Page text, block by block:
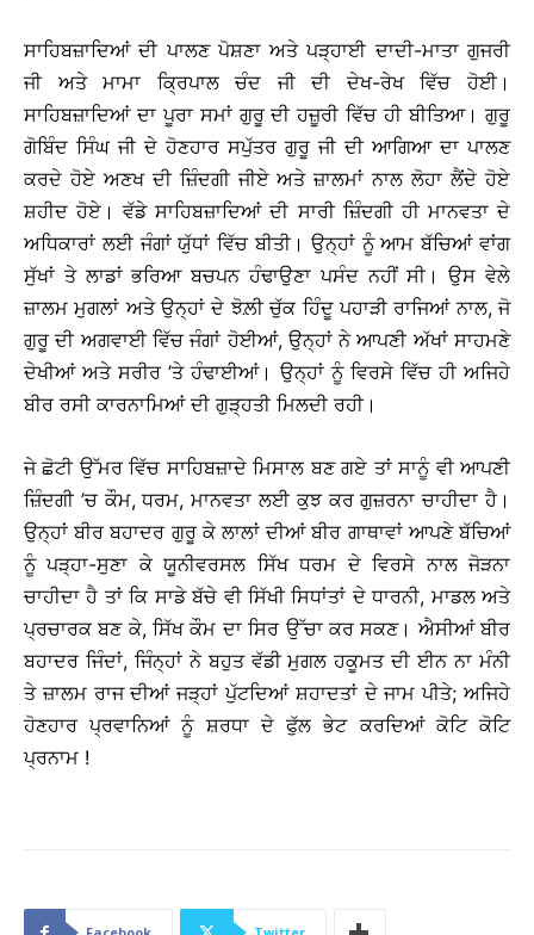
ਸਾਹਿਬਜ਼ਾਦਿਆਂ ਦੀ ਪਾਲਣ ਪੋਸ਼ਣਾ ਅਤੇ ਪੜ੍ਹਾਈ ਦਾਦੀ-ਮਾਤਾ ਗੁਜਰੀ
ਜੀ ਅਤੇ ਮਾਮਾ ਕ੍ਰਿਪਾਲ ਚੰਦ ਜੀ ਦੀ ਦੇਖ-ਰੇਖ ਵਿੱਚ ਹੋਈ।
ਸਾਹਿਬਜ਼ਾਦਿਆਂ ਦਾ ਪੂਰਾ ਸਮਾਂ ਗੁਰੂ ਦੀ ਹਜ਼ੂਰੀ ਵਿੱਚ ਹੀ ਬੀਤਿਆ। ਗੁਰੂ
ਗੋਬਿੰਦ ਸਿੰਘ ਜੀ ਦੇ ਹੋਣਹਾਰ ਸਪੁੱਤਰ ਗੁਰੂ ਜੀ ਦੀ ਆਗਿਆ ਦਾ ਪਾਲਣ
ਕਰਦੇ ਹੋਏ ਅਣਖ ਦੀ ਜ਼ਿੰਦਗੀ ਜੀਏ ਅਤੇ ਜ਼ਾਲਮਾਂ ਨਾਲ ਲੋਹਾ ਲੈਂਦੇ ਹੋਏ
ਸ਼ਹੀਦ ਹੋਏ। ਵੱਡੇ ਸਾਹਿਬਜ਼ਾਦਿਆਂ ਦੀ ਸਾਰੀ ਜ਼ਿੰਦਗੀ ਹੀ ਮਾਨਵਤਾ ਦੇ
ਅਧਿਕਾਰਾਂ ਲਈ ਜੰਗਾਂ ਯੁੱਧਾਂ ਵਿੱਚ ਬੀਤੀ। ਉਨ੍ਹਾਂ ਨੂੰ ਆਮ ਬੱਚਿਆਂ ਵਾਂਗ
ਸੁੱਖਾਂ ਤੇ ਲਾਡਾਂ ਭਰਿਆ ਬਚਪਨ ਹੰਢਾਉਣਾ ਪਸੰਦ ਨਹੀਂ ਸੀ। ਉਸ ਵੇਲੇ
ਜ਼ਾਲਮ ਮੁਗਲਾਂ ਅਤੇ ਉਨ੍ਹਾਂ ਦੇ ਝੋਲ਼ੀ ਚੁੱਕ ਹਿੰਦੂ ਪਹਾੜੀ ਰਾਜਿਆਂ ਨਾਲ, ਜੋ
ਗੁਰੂ ਦੀ ਅਗਵਾਈ ਵਿੱਚ ਜੰਗਾਂ ਹੋਈਆਂ, ਉਨ੍ਹਾਂ ਨੇ ਆਪਣੀ ਅੱਖਾਂ ਸਾਹਮਣੇ
ਦੇਖੀਆਂ ਅਤੇ ਸਰੀਰ ’ਤੇ ਹੰਢਾਈਆਂ। ਉਨ੍ਹਾਂ ਨੂੰ ਵਿਰਸੇ ਵਿੱਚ ਹੀ ਅਜਿਹੇ
ਬੀਰ ਰਸੀ ਕਾਰਨਾਮਿਆਂ ਦੀ ਗੁੜ੍ਹਤੀ ਮਿਲਦੀ ਰਹੀ।
ਜੇ ਛੋਟੀ ਉੱਮਰ ਵਿੱਚ ਸਾਹਿਬਜ਼ਾਦੇ ਮਿਸਾਲ ਬਣ ਗਏ ਤਾਂ ਸਾਨੂੰ ਵੀ ਆਪਣੀ
ਜ਼ਿੰਦਗੀ ’ਚ ਕੌਮ, ਧਰਮ, ਮਾਨਵਤਾ ਲਈ ਕੁਝ ਕਰ ਗੁਜ਼ਰਨਾ ਚਾਹੀਦਾ ਹੈ।
ਉਨ੍ਹਾਂ ਬੀਰ ਬਹਾਦਰ ਗੁਰੂ ਕੇ ਲਾਲਾਂ ਦੀਆਂ ਬੀਰ ਗਾਥਾਵਾਂ ਆਪਣੇ ਬੱਚਿਆਂ
ਨੂੰ ਪੜ੍ਹਾ-ਸੁਣਾ ਕੇ ਯੂਨੀਵਰਸਲ ਸਿੱਖ ਧਰਮ ਦੇ ਵਿਰਸੇ ਨਾਲ ਜੋੜਨਾ
ਚਾਹੀਦਾ ਹੈ ਤਾਂ ਕਿ ਸਾਡੇ ਬੱਚੇ ਵੀ ਸਿੱਖੀ ਸਿਧਾਂਤਾਂ ਦੇ ਧਾਰਨੀ, ਮਾਡਲ ਅਤੇ
ਪ੍ਰਚਾਰਕ ਬਣ ਕੇ, ਸਿੱਖ ਕੌਮ ਦਾ ਸਿਰ ਉੱਚਾ ਕਰ ਸਕਣ। ਐਸੀਆਂ ਬੀਰ
ਬਹਾਦਰ ਜਿੰਦਾਂ, ਜਿੰਨ੍ਹਾਂ ਨੇ ਬਹੁਤ ਵੱਡੀ ਮੁਗਲ ਹਕੂਮਤ ਦੀ ਈਨ ਨਾ ਮੰਨੀ
ਤੇ ਜ਼ਾਲਮ ਰਾਜ ਦੀਆਂ ਜੜ੍ਹਾਂ ਪੁੱਟਦਿਆਂ ਸ਼ਹਾਦਤਾਂ ਦੇ ਜਾਮ ਪੀਤੇ; ਅਜਿਹੇ
ਹੋਣਹਾਰ ਪ੍ਰਵਾਨਿਆਂ ਨੂੰ ਸ਼ਰਧਾ ਦੇ ਫੁੱਲ ਭੇਟ ਕਰਦਿਆਂ ਕੋਟਿ ਕੋਟਿ
ਪ੍ਰਨਾਮ !